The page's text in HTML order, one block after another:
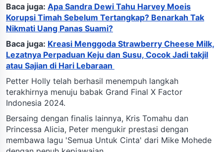
Baca juga: Apa Sandra Dewi Tahu Harvey Moeis
Korupsi Timah Sebelum Tertangkap? Benarkah Tak
Nikmati Uang Panas Suami?
Baca juga: Kreasi Menggoda Strawberry Cheese Milk,
Lezatnya Perpaduan Keju dan Susu, Cocok Jadi takjil
atau Sajian di Hari Lebaraan
Petter Holly telah berhasil menempuh langkah
terakhirnya menuju babak Grand Final X Factor
Indonesia 2024.
Bersaing dengan finalis lainnya, Kris Tomahu dan
Princessa Alicia, Peter mengukir prestasi dengan
membawa lagu 'Semua Untuk Cinta' dari Mike Mohede